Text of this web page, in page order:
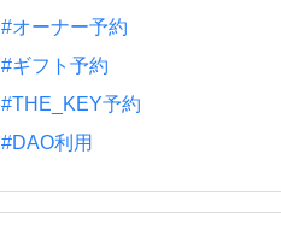
#オーナー予約
#ギフト予約
#THE_KEY予約
#DAO利用